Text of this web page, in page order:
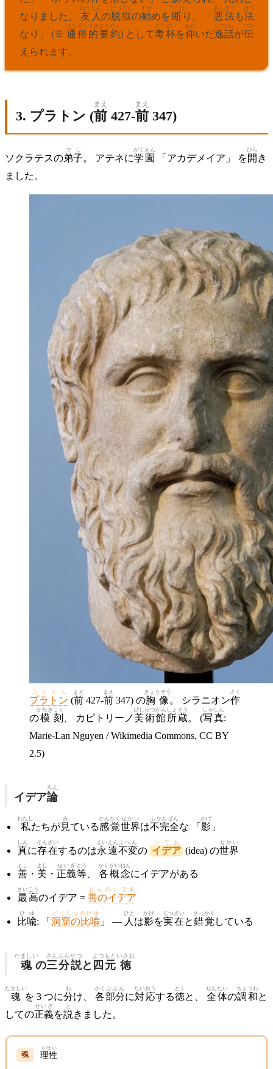
なりました。 友人
ゆうじん
の脱獄
だつごく
の勧
すす
めを 断
ことわ
り、 「 悪法
あくほう
も法
ほう
なり」 (※ 通俗
つうぞく
的
てき
要約
ようやく
) として毒
どく
杯
はい
を仰
あお
いだ逸話
いつわ
が伝
つた
えられます。
3. プラトン (前
まえ
427-前
まえ
347)
ソクラテスの弟子
でし
。 アテネに学園
がくえん
「アカデメイア」 を開
ひら
き
ました。
プラトン
ぷらとん
(前
まえ
427-前
まえ
347) の胸像
きょうぞう
。 シラニオン作
さく
の模
かたぎ
刻
こく
、 カピトリーノ 美術館
びじゅつかん
所蔵
しょぞう
。 (写真
しゃしん
:
Marie-Lan Nguyen / Wikimedia Commons, CC BY
2.5)
イデア論
ろん
私
わたし
たちが見
み
ている感覚
かんかく
世界
せかい
は不完全
ふかんぜん
な 「 影
かげ
」
真
しん
に存在
そんざい
するのは永遠
えいえん
不変
ふへん
の イデア
いであ
(idea) の世界
せかい
善
よし
・ 美
よし
・ 正義
せいぎ
等
とう
、 各
かく
概念
がいねん
にイデアがある
最高
さいこう
のイデア = 善のイデア
ぜんのいであ
比喩
ひゆ
: 「 洞窟の比喩
どうくつのひゆ
」 ― 人
ひと
は影
かげ
を実在
じつざい
と錯覚
さっかく
している
魂
たましい
の三
さん
分
ふん
説
せつ
と 四元
よつもと
徳
いさお
魂
たましい
を 3 つに分
わ
け、 各
かく
部分
ぶぶん
に対応
たいおう
する徳
とく
と、 全体
ぜんたい
の調和
ちょうわ
と
しての正義
せいぎ
を説
と
きました。
理性
りせい